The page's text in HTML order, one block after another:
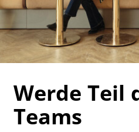
Werde Teil
Teams